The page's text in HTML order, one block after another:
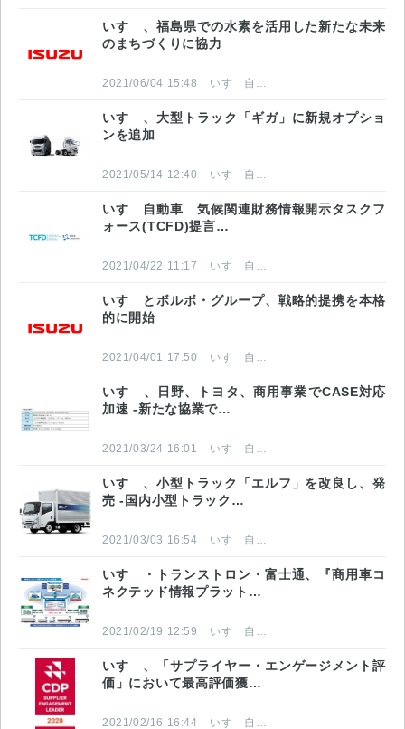
いすゞ、福島県での水素を活用した新たな未来
のまちづくりに協力
2021/06/04 15:48 いすゞ自動車株式会社
いすゞ、大型トラック「ギガ」に新規オプショ
ンを追加
2021/05/14 12:40 いすゞ自動車株式会社
いすゞ自動車 気候関連財務情報開示タスクフ
ォース(TCFD)提言…
2021/04/22 11:17 いすゞ自動車株式会社
いすゞとボルボ・グループ、戦略的提携を本格
的に開始
2021/04/01 17:50 いすゞ自動車株式会社
いすゞ、日野、トヨタ、商用事業でCASE対応
加速 -新たな協業で…
2021/03/24 16:01 いすゞ自動車株式会社
いすゞ、小型トラック「エルフ」を改良し、発
売 -国内小型トラック…
2021/03/03 16:54 いすゞ自動車株式会社
いすゞ・トランストロン・富士通、『商用車コ
ネクテッド情報プラット…
2021/02/19 12:59 いすゞ自動車株式会社
いすゞ、「サプライヤー・エンゲージメント評
価」において最高評価獲…
2021/02/16 16:44 いすゞ自動車株式会社